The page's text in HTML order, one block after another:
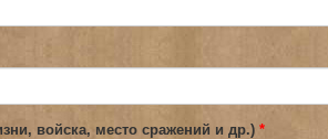
войска, место сражений и др.) *